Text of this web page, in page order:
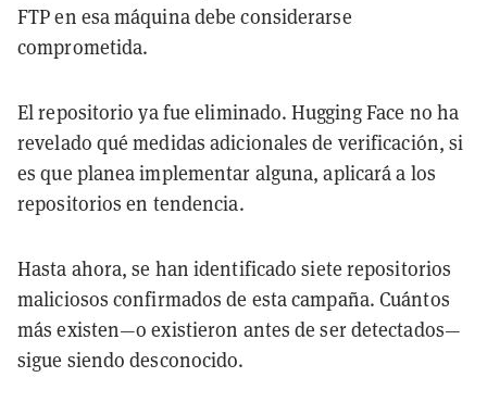
FTP en esa máquina debe considerarse
comprometida.
El repositorio ya fue eliminado. Hugging Face no ha
revelado qué medidas adicionales de verificación, si
es que planea implementar alguna, aplicará a los
repositorios en tendencia.
Hasta ahora, se han identificado siete repositorios
maliciosos confirmados de esta campaña. Cuántos
más existen—o existieron antes de ser detectados—
sigue siendo desconocido.